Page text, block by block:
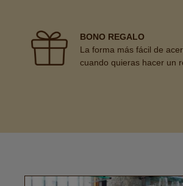
BONO REGALO
La forma más fácil de
cuando quieras hacer un